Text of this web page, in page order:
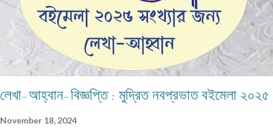
লেখা-আহ্বান-বিজ্ঞপ্তি : মুদ্রিত নবপ্রভাত বইমেলা ২০২৫
November 18, 2024